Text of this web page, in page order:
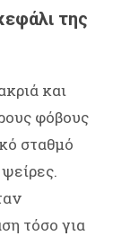
της
και
φόβους
σταθμό
τόσο για